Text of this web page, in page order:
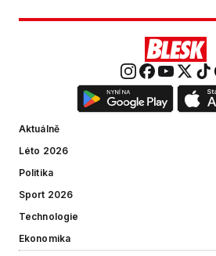
Aktuálně
Léto 2026
Politika
Sport 2026
Technologie
Ekonomika